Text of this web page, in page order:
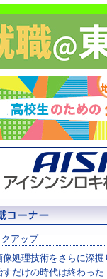
アップ
像処理技術をさらに深掘
すだけの時代は終わった